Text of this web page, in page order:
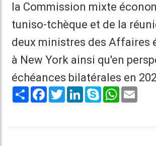
la Commission mixte
tuniso-tchèque et de la
deux ministres des Affaires
à New York ainsi qu'en
échéances bilatérales en
Share Facebook
TwitterLinkedInSkype WhatsApp